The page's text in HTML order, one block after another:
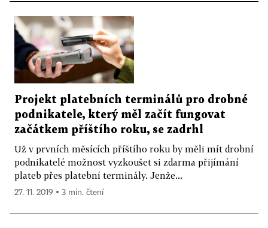
Projekt platebních terminálů pro drobné
podnikatele, který měl začít fungovat
začátkem příštího roku, se zadrhl
Už v prvních měsících příštího roku by měli mít drobní
podnikatelé možnost vyzkoušet si zdarma přijímání
plateb přes platební terminály. Jenže...
27. 11. 2019 ▪ 3 min. čtení